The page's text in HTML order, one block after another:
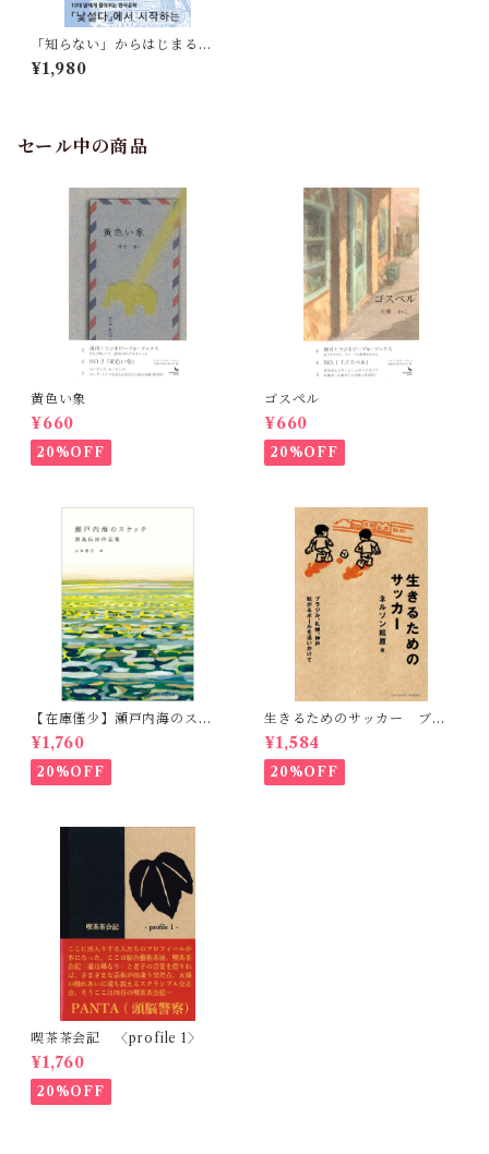
「知らない」からはじまる 1
0代の娘に聞く韓国文学のこと
¥1,980
セール中の商品
黄色い象
¥660
20%OFF
ゴスペル
¥660
20%OFF
【在庫僅少】瀬戸内海のスケ
ッチ 黒島伝治作品集
¥1,760
20%OFF
生きるためのサッカー ブラ
ジル、札幌、神戸 転がるボ
ールを追いかけて
¥1,584
20%OFF
喫茶茶会記 〈profile 1〉
¥1,760
20%OFF